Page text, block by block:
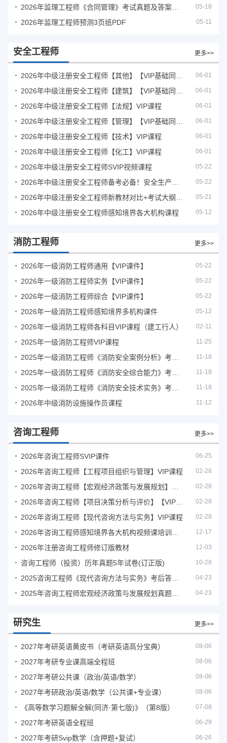
05-18
2026年监理工程师预测3页纸PDF 05-11
安全工程师 更多>>
06-01
06-01
2026年中级注册安全工程师【法规】VIP课程 06-01
06-01
2026年中级注册安全工程师【技术】VIP课程 06-01
2026年中级注册安全工程师【化工】VIP课程 06-01
2026年中级注册安全工程师SVIP视频课程 05-22
05-22
05-21
2026年中级注册安全工程师感知境界各大机构课程 05-12
消防工程师 更多>>
2026年一级消防工程师通用【VIP课件】 05-22
2026年一级消防工程师实务【VIP课件】 05-22
2026年一级消防工程师综合【VIP课件】 05-22
2026年一级消防工程师感知境界多机构课件 05-12
2026年一级消防工程师各科目VIP课程（建工行人） 02-11
2025年一级消防工程师VIP课程 11-25
11-18
11-18
11-18
2026年中级消防设施操作员课程 11-12
咨询工程师 更多>>
2026年咨询工程师SVIP课件 06-25
2026年咨询工程师【工程项目组织与管理】VIP课程 02-28
02-28
02-28
2026年咨询工程师【现代咨询方法与实务】VIP课程 02-28
12-17
2026年注册咨询工程师修订版教材 12-03
咨询工程师（投资）历年真题5年试卷(订正版) 10-28
04-23
04-23
研究生 更多>>
2027年考研英语黄皮书（考研英语高分宝典） 08-06
2027年考研专业课高端全程班 08-06
2027年考研公共课（政治/英语/数学） 08-06
2027年考研政治/英语/数学（公共课+专业课） 08-06
《高等数学习题解全解(同济·第七版)》（第8版） 07-08
2027年考研英语全程班 06-29
2027年考研Svip数学（含押题+复试） 06-26